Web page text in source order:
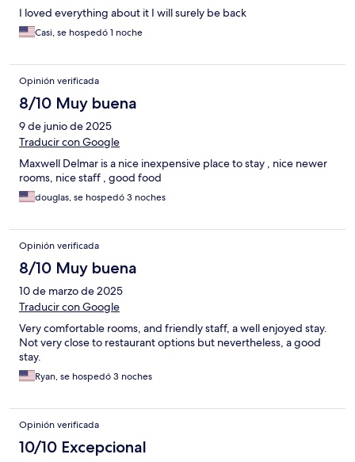
I loved everything about it I will surely be back
Casi, se hospedó 1 noche
Opinión verificada
8/10 Muy buena
9 de junio de 2025
Traducir con Google
Maxwell Delmar is a nice inexpensive place to stay , nice newer
rooms, nice staff , good food
douglas, se hospedó 3 noches
Opinión verificada
8/10 Muy buena
10 de marzo de 2025
Traducir con Google
Very comfortable rooms, and friendly staff, a well enjoyed stay.
Not very close to restaurant options but nevertheless, a good
stay.
Ryan, se hospedó 3 noches
Opinión verificada
10/10 Excepcional